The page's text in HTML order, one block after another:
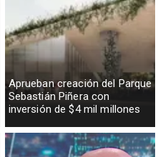
Aprueban creación del Parque
Sebastián Piñera con
inversión de $4 mil millones